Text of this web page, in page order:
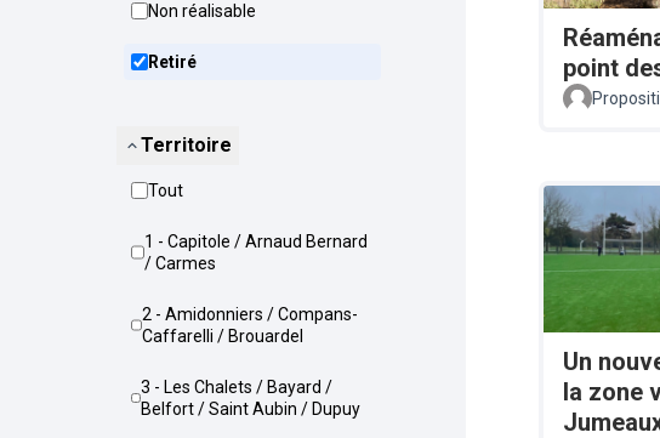
Non réalisable
Retiré
Territoire
Tout
1 - Capitole / Arnaud Bernard
/ Carmes
2 - Amidonniers / Compans-
Caffarelli / Brouardel
3 - Les Chalets / Bayard /
Belfort / Saint Aubin / Dupuy
point
Un
la zone